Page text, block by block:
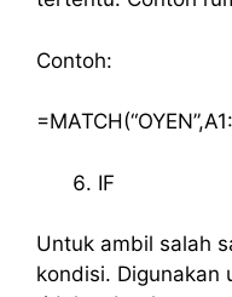
Contoh:
IF
Untuk ambil salah
kondisi. Digunakan